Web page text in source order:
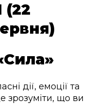
дії, емоції та
зрозуміти, що ви